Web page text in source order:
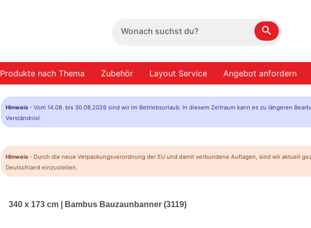
search
Produkte nach Thema Zubehör Layout Service Angebot anfordern
Hinweis - Vom 14.08. bis 30.08.2026 sind wir im Betriebsurlaub. In diesem Zeitraum kann es zu längeren
Verständnis!
Hinweis - Durch die neue Verpackungsverordnung der EU und damit verbundene Auflagen, sind wir aktuell
Deutschland einzustellen.
340 x 173 cm | Bambus Bauzaunbanner (3119)